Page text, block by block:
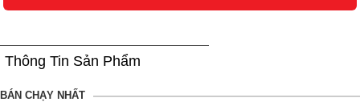
Thông Tin Sản Phẩm
BÁN CHẠY NHẤT